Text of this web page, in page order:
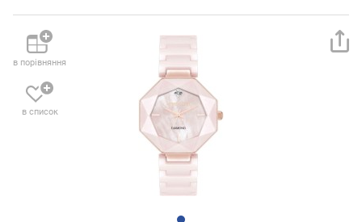
в порівняння
в список